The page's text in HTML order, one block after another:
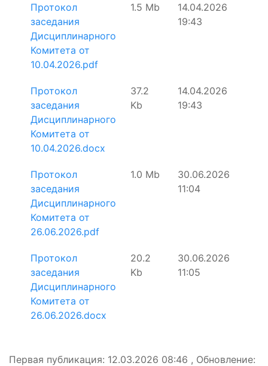
Протокол
заседания
Дисциплинарного
Комитета от
10.04.2026.pdf
1.5 Mb
14.04.2026
19:43
Протокол
заседания
Дисциплинарного
Комитета от
10.04.2026.docx
37.2
Kb
14.04.2026
19:43
Протокол
заседания
Дисциплинарного
Комитета от
26.06.2026.pdf
1.0 Mb
30.06.2026
11:04
Протокол
заседания
Дисциплинарного
Комитета от
26.06.2026.docx
20.2
Kb
30.06.2026
11:05
Первая публикация: 12.03.2026 08:46 , Обновление: